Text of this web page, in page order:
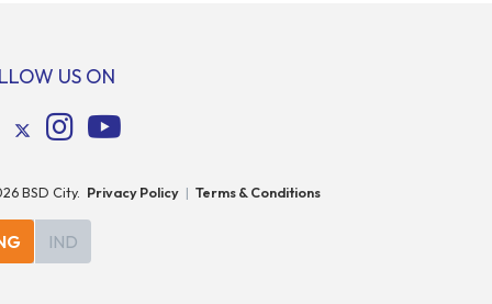
US ON
BSD City. Privacy Policy | Terms & Conditions
IND